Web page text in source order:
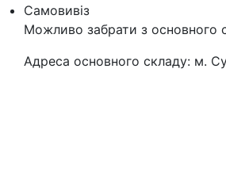
Самовивіз
Можливо забрати з основного
Адреса основного складу: м.